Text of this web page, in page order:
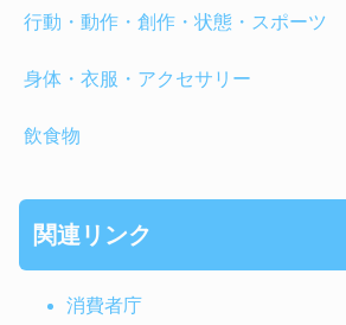
行動・動作・創作・状態・スポーツ
身体・衣服・アクセサリー
飲食物
関連リンク
消費者庁